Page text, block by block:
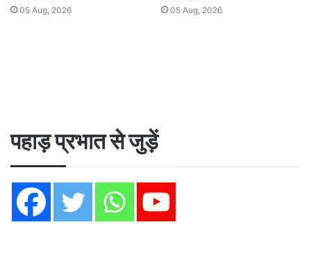
05 Aug, 2026 05 Aug, 2026
पहाड़ प्रभात से जुड़ें